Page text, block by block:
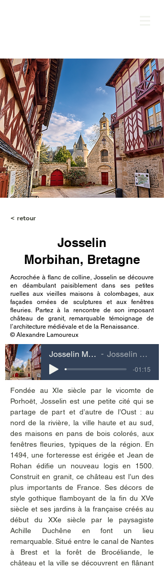
< retour
Josselin
Morbihan, Bretagne
Accrochée à flanc de colline, Josselin se découvre
en déambulant paisiblement dans ses petites
ruelles aux vieilles maisons à colombages, aux
façades ornées de sculptures et aux fenêtres
fleuries. Partez à la rencontre de son imposant
château de granit, remarquable témoignage de
l’architecture médiévale et de la Renaissance.
© Alexandre Lamoureux
Josselin Morbihan, Bretagne Josselin Morbihan, Bretagne
-01:15
Fondée au XIe siècle par le vicomte de
Porhoët, Josselin est une petite cité qui se
partage de part et d’autre de l’Oust : au
nord de la rivière, la ville haute et au sud,
des maisons en pans de bois colorés, aux
fenêtres fleuries, typiques de la région. En
1494, une forteresse est érigée et Jean de
Rohan édifie un nouveau logis en 1500.
Construit en granit, ce château est l’un des
plus importants de France. Ses décors de
style gothique flamboyant de la fin du XVe
siècle et ses jardins à la française créés au
début du XXe siècle par le paysagiste
Achille Duchêne en font un lieu
remarquable. Situé entre le canal de Nantes
à Brest et la forêt de Brocéliande, le
château et la ville se découvrent en flânant